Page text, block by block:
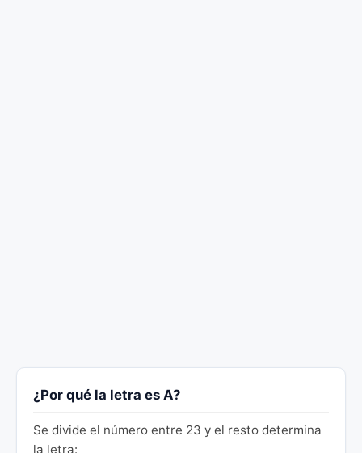
¿Por qué la letra es A?
Se divide el número entre 23 y el resto determina
la letra: